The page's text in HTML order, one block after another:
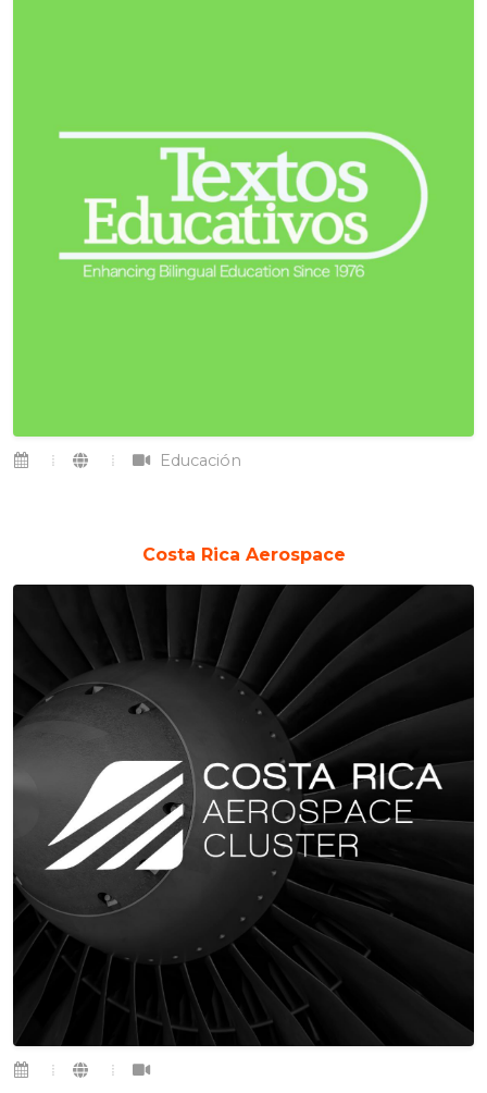
Educación
Costa Rica Aerospace